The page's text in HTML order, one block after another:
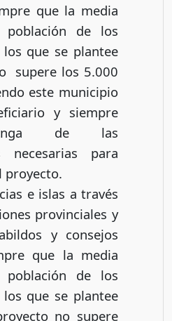
que la media
de los
que se plantee
supere los 5.000
este municipio
y siempre
de las
necesarias para
proyecto.
e islas a través
provinciales y
y consejos
que la media
de los
que se plantee
no supere